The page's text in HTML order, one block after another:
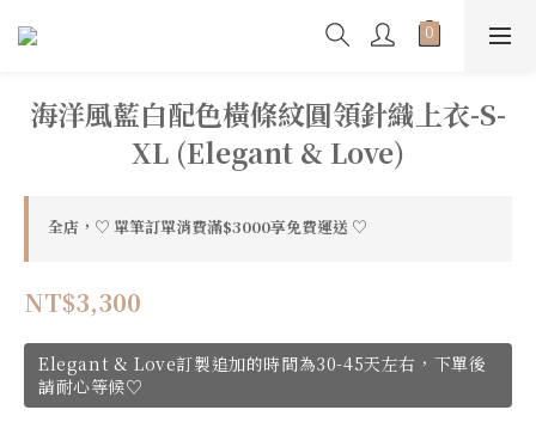
海洋風藍白配色橫條紋圓領針織上衣-S-
XL (Elegant & Love)
全店，♡ 單筆訂單消費滿$3000享免費運送 ♡
NT$3,300
Elegant & Love訂製追加的時間為30-45天左右，下單後
請耐心等候♡